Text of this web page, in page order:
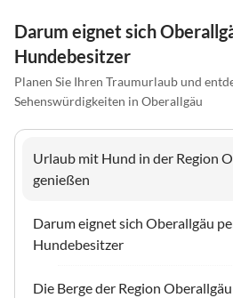
Darum eignet sich
Hundebesitzer
Planen Sie Ihren Traumurlaub und
Sehenswürdigkeiten in Oberallgäu
Urlaub mit Hund in der Region
genießen
Darum eignet sich Oberallgäu
Hundebesitzer
Die Berge der Region